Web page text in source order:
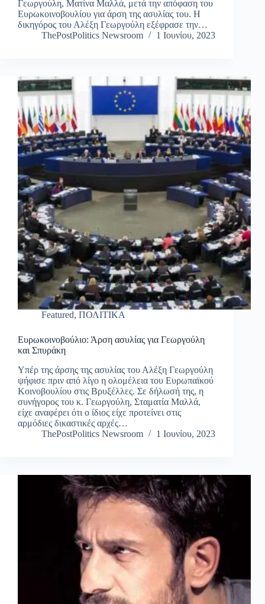
Γεωργούλη, Ματίνα Μαλλά, μετά την απόφαση του
Ευρωκοινοβουλίου για άρση της ασυλίας του. Η
δικηγόρος του Αλέξη Γεωργούλη εξέφρασε την…
ThePostPolitics Newsroom
1 Ιουνίου, 2023
Featured, ΠΟΛΙΤΙΚΑ
Ευρωκοινοβούλιο: Άρση ασυλίας για Γεωργούλη
και Σπυράκη
Υπέρ της άρσης της ασυλίας του Αλέξη Γεωργούλη
ψήφισε πριν από λίγο η ολομέλεια του Ευρωπαϊκού
Κοινοβουλίου στις Βρυξέλλες. Σε δήλωσή της, η
συνήγορος του κ. Γεωργούλη, Σταματία Μαλλά,
είχε αναφέρει ότι ο ίδιος είχε προτείνει στις
αρμόδιες δικαστικές αρχές…
ThePostPolitics Newsroom
1 Ιουνίου, 2023